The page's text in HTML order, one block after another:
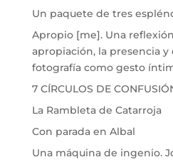
Un paquete de tres
Apropio [me]. Una
apropiación, la presencia y
fotografía como gesto
7 CÍRCULOS DE
La Rambleta de Catarroja
Con parada en Albal
Una máquina de ingenio.